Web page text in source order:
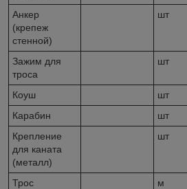
Анкер
(крепеж
стенной)
шт
Зажим для
троса
шт
Коуш шт
Карабин
шт
Крепление
для каната
(металл)
шт
Трос
м